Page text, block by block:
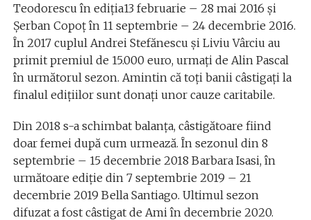
Teodorescu în ediția13 februarie – 28 mai 2016 și
Șerban Copoț în 11 septembrie – 24 decembrie 2016.
În 2017 cuplul Andrei Stefănescu și Liviu Vârciu au
primit premiul de 15.000 euro, urmați de Alin Pascal
în următorul sezon. Amintin că toți banii câstigați la
finalul edițiilor sunt donați unor cauze caritabile.
Din 2018 s-a schimbat balanța, câstigătoare fiind
doar femei după cum urmează. În sezonul din 8
septembrie – 15 decembrie 2018 Barbara Isasi, în
următoare ediție din 7 septembrie 2019 – 21
decembrie 2019 Bella Santiago. Ultimul sezon
difuzat a fost câstigat de Ami în decembrie 2020.